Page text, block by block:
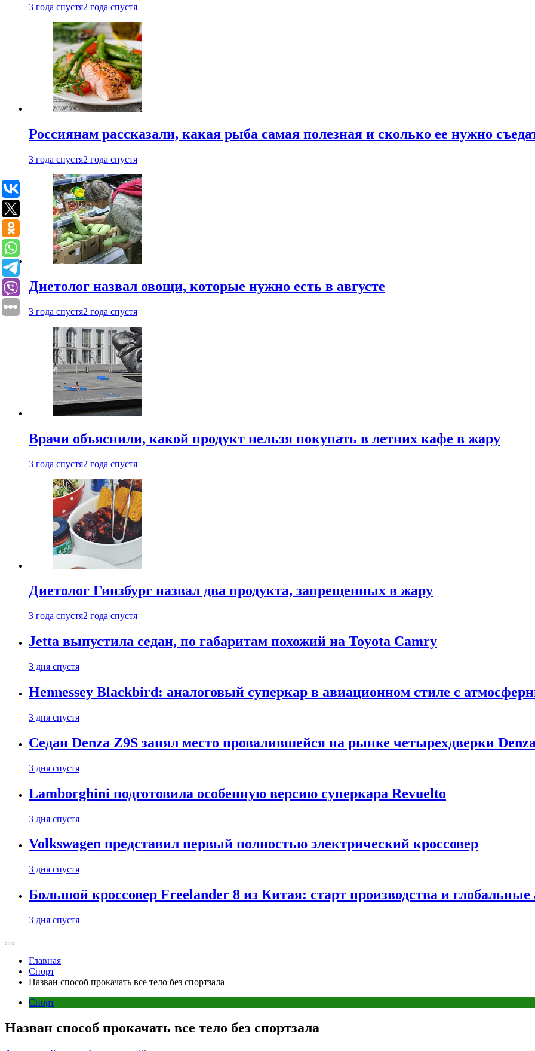
3 года спустя2 года спустя
Россиянам рассказали, какая рыба самая полезная и сколько ее нужно
3 года спустя2 года спустя
Диетолог назвал овощи, которые нужно есть в августе
3 года спустя2 года спустя
Врачи объяснили, какой продукт нельзя покупать в летних кафе в жару
3 года спустя2 года спустя
Диетолог Гинзбург назвал два продукта, запрещенных в жару
3 года спустя2 года спустя
Jetta выпустила седан, по габаритам похожий на Toyota Camry
3 дня спустя
Hennessey Blackbird: аналоговый суперкар в авиационном стиле с
3 дня спустя
Седан Denza Z9S занял место провалившейся на рынке четырехдверки
3 дня спустя
Lamborghini подготовила особенную версию суперкара Revuelto
3 дня спустя
Volkswagen представил первый полностью электрический кроссовер
3 дня спустя
Большой кроссовер Freelander 8 из Китая: старт производства и
3 дня спустя
Главная
Спорт
Назван способ прокачать все тело без спортзала
Спорт
Назван способ прокачать все тело без спортзала